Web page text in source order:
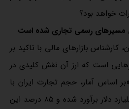
خواهد بود؟
مسیرهای رسمی تجاری شده است
بازارهای مالی با تاکید بر
است که ارز آن نقش کلیدی در
اساس آمار، حجم تجارت‌ ایران با
امارات رقمی بالغ بر ۲۵ میلیارد دلار برآورد شده و ۸۵ درصد این